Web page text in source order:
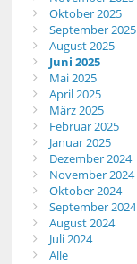
Oktober 2025
September 2025
August 2025
Juni 2025
Mai 2025
April 2025
März 2025
Februar 2025
Januar 2025
Dezember 2024
November 2024
Oktober 2024
September 2024
August 2024
Juli 2024
Alle